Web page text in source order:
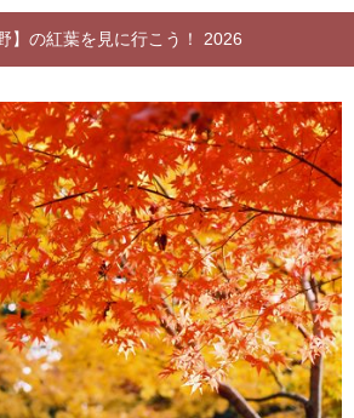
】の紅葉を見に行こう！ 2026